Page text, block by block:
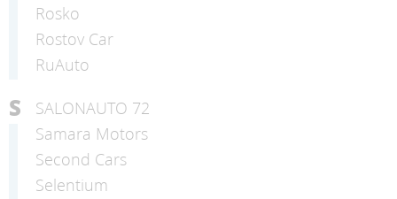
Rosko
Rostov Car
RuAuto
S
SALONAUTO 72
Samara Motors
Second Cars
Selentium